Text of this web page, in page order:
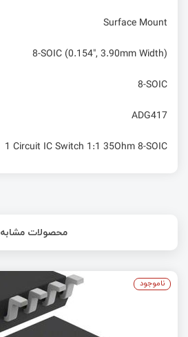
Surface Mount
8-SOIC (0.154", 3.90mm Width)
8-SOIC
ADG417
1 Circuit IC Switch 1:1 35Ohm 8-SOIC
محصولات مشابه
ناموجود